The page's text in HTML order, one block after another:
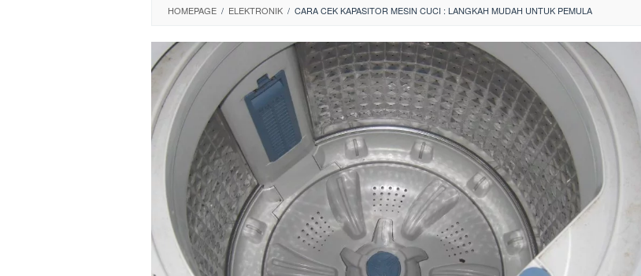
HOMEPAGE / ELEKTRONIK / CARA CEK KAPASITOR MESIN CUCI : LANGKAH MUDAH UNTUK PEMULA